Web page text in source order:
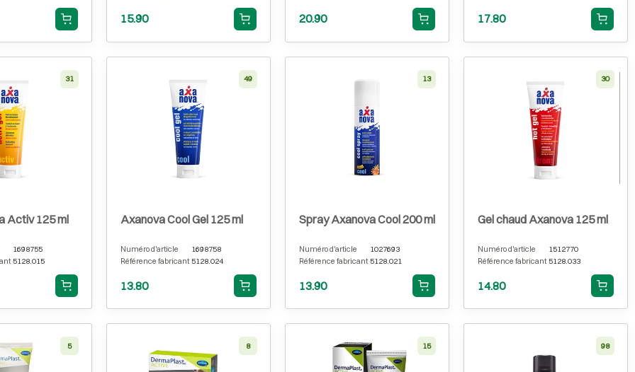
15.90 20.90 17.80
31
Activ 125 ml
1698755
5128.015
49
Axanova Cool Gel 125 ml
Numéro d'article
1698758
Référence fabricant 5128.024
13.80
13
Spray Axanova Cool 200 ml
Numéro d'article
1027693
Référence fabricant 5128.021
13.90
30
Gel chaud Axanova 125 ml
Numéro d'article
1512770
Référence fabricant 5128.033
14.80
5 8 15 98